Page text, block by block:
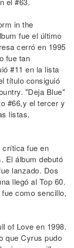
in the
fue el último
cerró en 1995
fue tan
#11 en la lista
título consiguió
"Deja Blue"
#66,y el tercer y
listas.
crítica fue en
El álbum debutó
lanzado. Dos
llegó al Top 60.
como sencillo,
of Love en 1998.
que Cyrus pudo